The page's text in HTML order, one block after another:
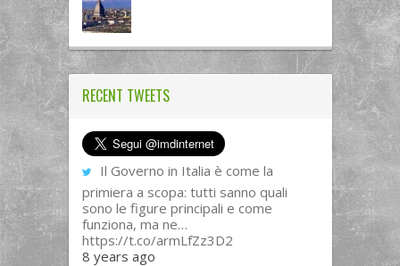
RECENT TWEETS
Il Governo in Italia è come la
primiera a scopa: tutti sanno quali
sono le figure principali e come
funziona, ma ne…
https://t.co/armLfZz3D2
8 years ago